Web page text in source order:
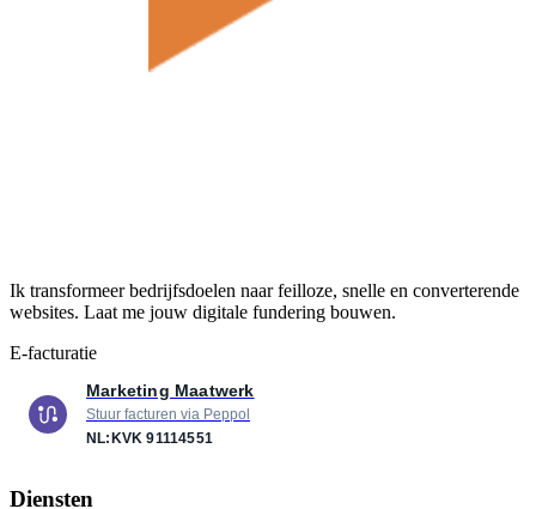
Ik transformeer bedrijfsdoelen naar feilloze, snelle en converterende
websites. Laat me jouw digitale fundering bouwen.
E-facturatie
Marketing Maatwerk
Stuur facturen via Peppol
NL:KVK 91114551
Diensten